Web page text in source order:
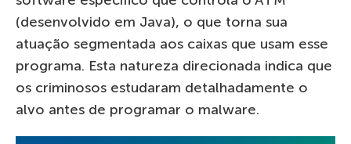
(desenvolvido em Java), o que torna sua
atuação segmentada aos caixas que usam esse
programa. Esta natureza direcionada indica que
os criminosos estudaram detalhadamente o
alvo antes de programar o malware.